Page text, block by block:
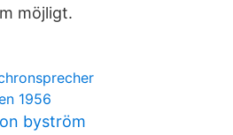
möjligt.
1956
byström